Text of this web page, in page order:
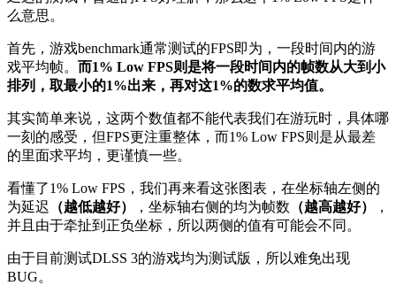
么意思。
首先，游戏benchmark通常测试的FPS即为，一段时间内的游
戏平均帧。 而1% Low FPS则是将一段时间内的帧数从大到小
排列，取最小的1%出来，再对这1%的数求平均值。
其实简单来说，这两个数值都不能代表我们在游玩时，具体哪
一刻的感受，但FPS更注重整体，而1% Low FPS则是从最差
的里面求平均，更谨慎一些。
看懂了1% Low FPS，我们再来看这张图表，在坐标轴左侧的
为延迟 （越低越好） ，坐标轴右侧的均为帧数 （越高越好）
，
并且由于牵扯到正负坐标，所以两侧的值有可能会不同。
由于目前测试DLSS 3的游戏均为测试版，所以难免出现
BUG。